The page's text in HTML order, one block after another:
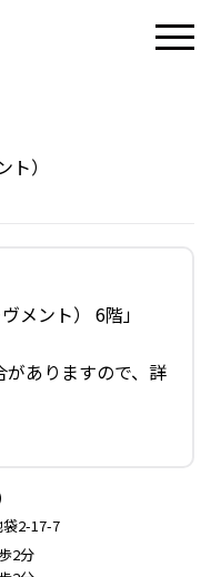
）
メント） 6階」
ありますので、詳
2-17-7
2分